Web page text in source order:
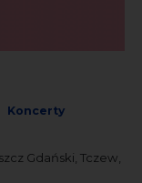
Koncerty
Gdański, Tczew,